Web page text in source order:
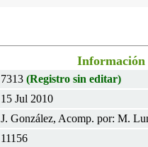
Información
7313 (Registro sin editar)
15 Jul 2010
J. González, Acomp. por: M.
11156